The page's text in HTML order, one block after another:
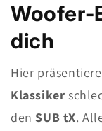
Woofer-
dich
Hier
Klassiker
den SUB tX.